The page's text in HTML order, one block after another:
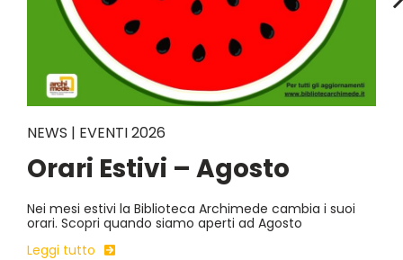
NEWS | EVENTI 2026
Orari Estivi – Agosto
Nei mesi estivi la Biblioteca Archimede cambia i suoi
orari. Scopri quando siamo aperti ad Agosto
Leggi tutto